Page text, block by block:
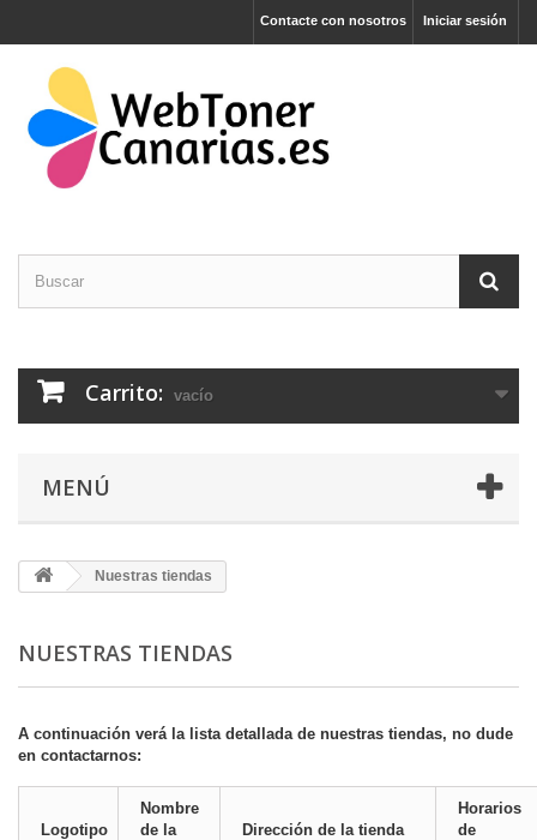
Iniciar sesión
Contacte con nosotros
Carrito: vacío
MENÚ
Nuestras tiendas
NUESTRAS TIENDAS
A continuación verá la lista detallada de nuestras tiendas, no dude
en contactarnos:
Logotipo
Nombre
de la
Dirección de la tienda
Horarios
de